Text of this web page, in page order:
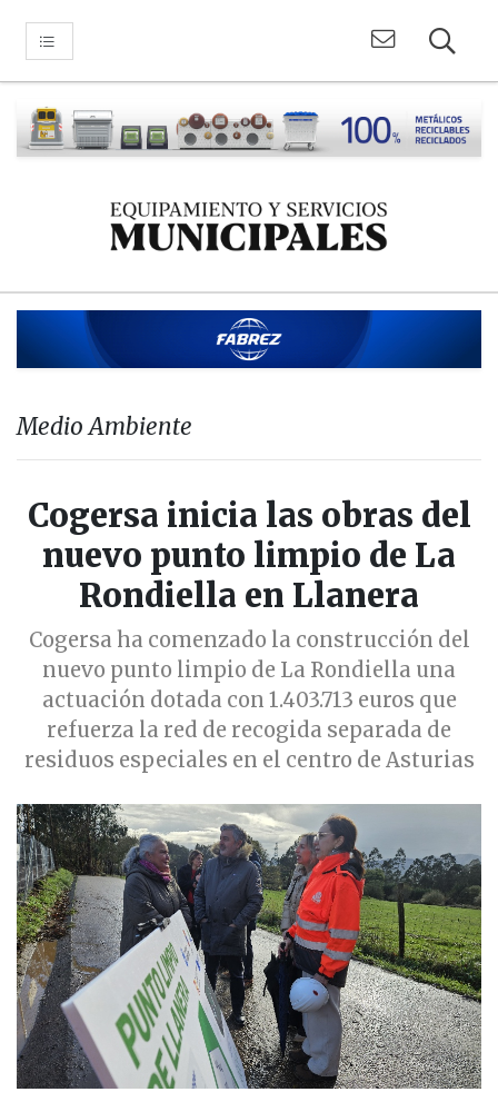
Medio Ambiente
Cogersa inicia las obras del
nuevo punto limpio de La
Rondiella en Llanera
Cogersa ha comenzado la construcción del
nuevo punto limpio de La Rondiella una
actuación dotada con 1.403.713 euros que
refuerza la red de recogida separada de
residuos especiales en el centro de Asturias